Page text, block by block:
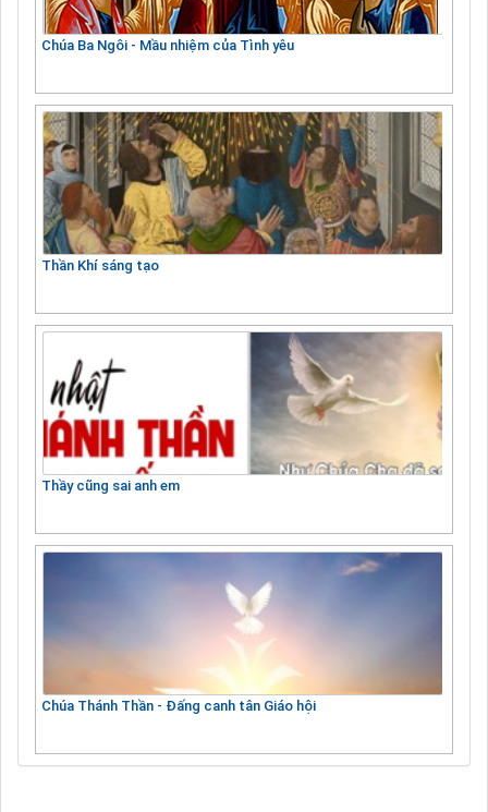
Chúa Ba Ngôi - Mầu nhiệm của Tình yêu
Thần Khí sáng tạo
Thầy cũng sai anh em
Chúa Thánh Thần - Đấng canh tân Giáo hội